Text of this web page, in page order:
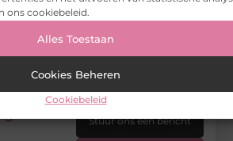
ons cookiebeleid.
Alles Toestaan
Cookies Beheren
Cookiebeleid
nog
op
Stuur ons een bericht